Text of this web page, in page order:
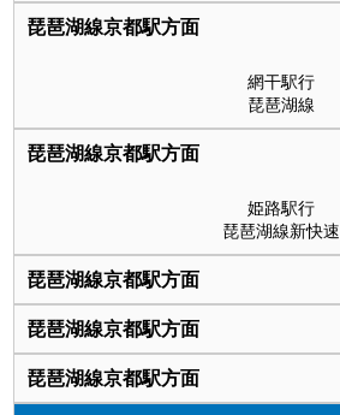
網干駅行
琵琶湖線
姫路駅行
琵琶湖線新快速